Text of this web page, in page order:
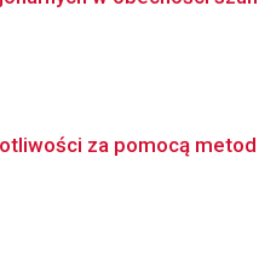
za pomocą